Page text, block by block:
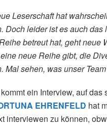
Leserschaft hat
Doch leider ist es auch
betreut hat, geht neue
neue Reihe gibt, die
Mal sehen, was unser
ein Interview, auf
EHRENFELD hat
interviewen zu können,